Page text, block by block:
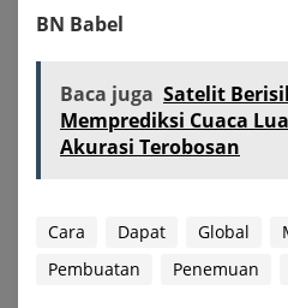
BN Babel
Baca juga Satelit
Memprediksi Cuaca
Akurasi Terobosan
Cara Dapat Global
Pembuatan
Penemuan